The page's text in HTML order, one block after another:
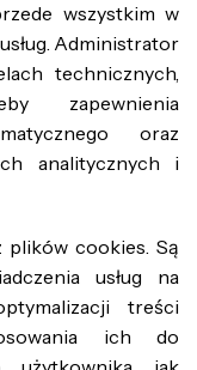
wszystkim w
Administrator
technicznych,
zapewnienia
oraz
analitycznych i
cookies. Są
usług na
treści
ich do